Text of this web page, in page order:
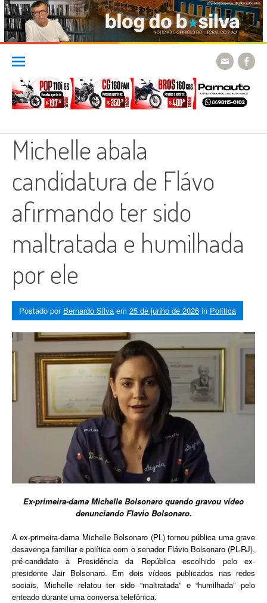
Skip
content
Michelle abala
candidatura de Flávo
afirmando ter sido
maltratada e humilhada
por ele
Postado por Bernardo Silva em 25 de junho de 2026 in Política
Ex-primeira-dama Michelle Bolsonaro quando gravou vídeo
denunciando Flavio Bolsonaro.
A ex-primeira-dama Michelle Bolsonaro (PL) tornou pública uma grave
desavença familiar e política com o senador Flávio Bolsonaro (PL-RJ),
pré-candidato à Presidência da República escolhido pelo ex-
presidente Jair Bolsonaro. Em dois vídeos publicados nas redes
sociais, Michelle relatou ter sido “maltratada” e “humilhada” pelo
enteado durante uma conversa telefônica.